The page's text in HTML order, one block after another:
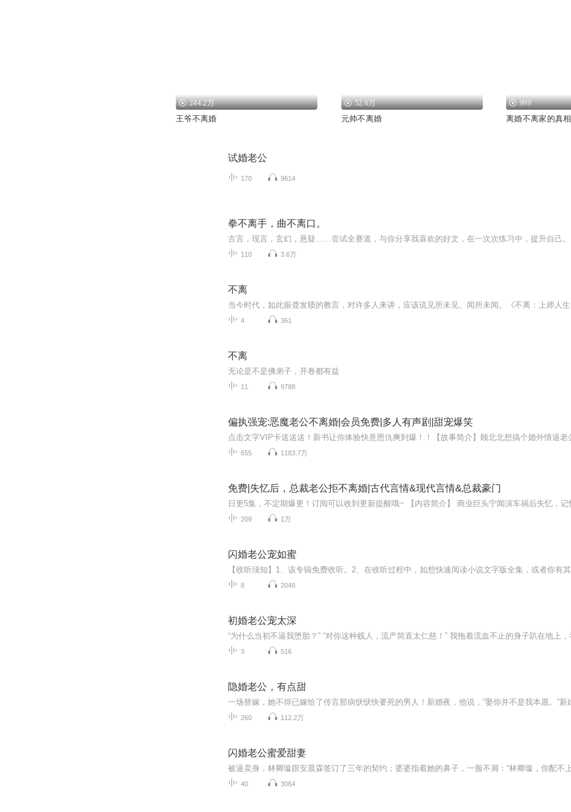
244.2万
王爷不离婚
52.6万
元帅不离婚
999
离婚不离家的真相
试婚老公
170 9614
拳不离手，曲不离口。
古言，现言，玄幻，悬疑……尝试全赛道，与你分享我喜欢的好文，在一次次练习中，提升自己。
110 3.6万
不离
4 361
不离
无论是不是佛弟子，开卷都有益
11 9788
偏执强宠:恶魔老公不离婚|会员免费|多人有声剧|甜宠爆笑
655 1183.7万
免费|失忆后，总裁老公拒不离婚|古代言情&现代言情&总裁豪门
209 1万
闪婚老公宠如蜜
8 2048
初婚老公宠太深
3 516
隐婚老公，有点甜
260 112.2万
闪婚老公蜜爱甜妻
40 3064